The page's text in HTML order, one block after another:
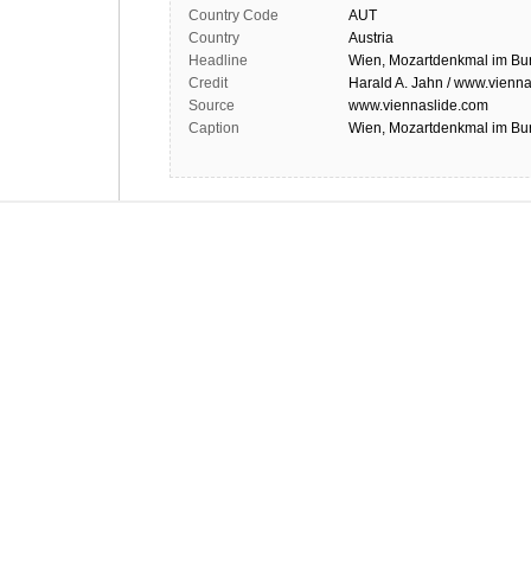
Country Code
AUT
Country
Austria
Headline
Wien, Mozartdenkmal im
Credit
Harald A. Jahn /
Source
www.viennaslide.com
Caption
Wien, Mozartdenkmal im